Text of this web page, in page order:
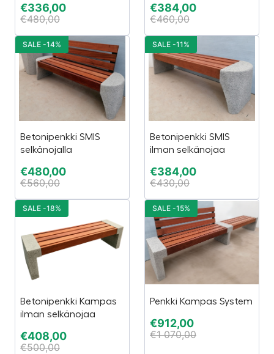
€336,00
€480,00
€384,00
€460,00
Betonipenkki SMIS
selkänojalla
€480,00
€560,00
SALE -14%
Betonipenkki SMIS
ilman selkänojaa
€384,00
€430,00
SALE -11%
Betonipenkki Kampas
ilman selkänojaa
€408,00
€500,00
SALE -18%
Penkki Kampas System
€912,00
€1 070,00
SALE -15%